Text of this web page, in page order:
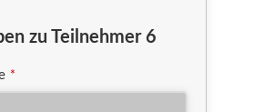
zu Teilnehmer 6
*